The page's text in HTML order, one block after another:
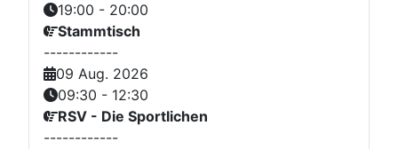
19:00 - 20:00
Stammtisch
------------
09 Aug. 2026
09:30 - 12:30
RSV - Die Sportlichen
------------